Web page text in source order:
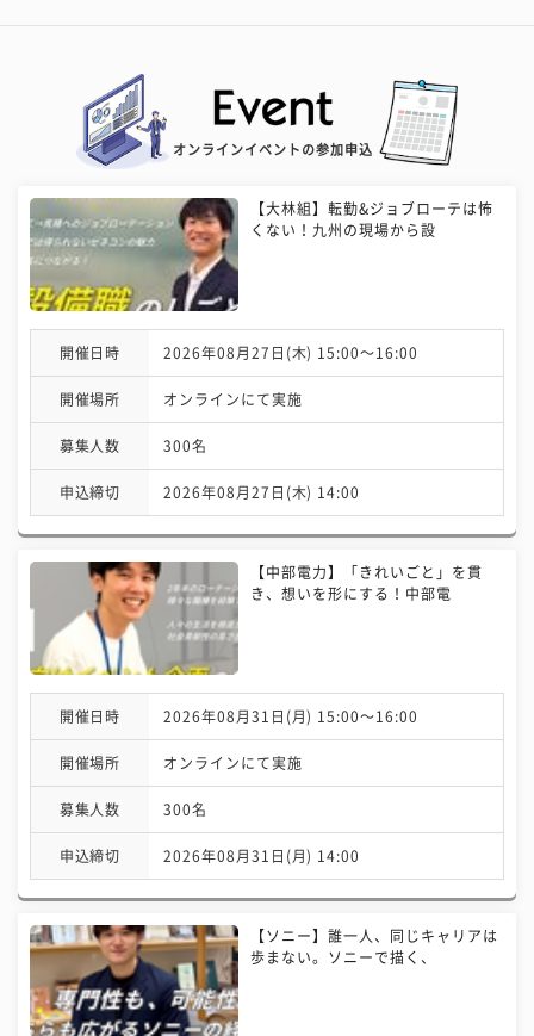
オンラインイベントの参加申込
【大林組】転勤&ジョブローテは怖
くない！九州の現場から設
開催日時 2026年08月27日(木) 15:00〜16:00
開催場所 オンラインにて実施
募集人数 300名
申込締切 2026年08月27日(木) 14:00
【中部電力】「きれいごと」を貫
き、想いを形にする！中部電
開催日時 2026年08月31日(月) 15:00〜16:00
開催場所 オンラインにて実施
募集人数 300名
申込締切 2026年08月31日(月) 14:00
【ソニー】誰一人、同じキャリアは
歩まない。ソニーで描く、